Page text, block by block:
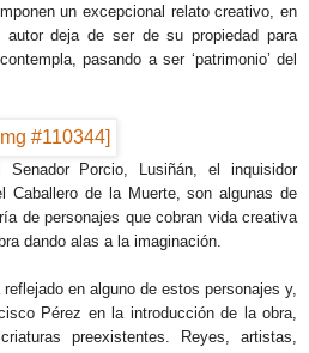
un excepcional relato creativo, en
deja de ser de su propiedad para
pasando a ser ‘patrimonio’ del
Porcio, Lusiñán, el inquisidor
Caballero de la Muerte, son algunas de
de personajes que cobran vida creativa
dando alas a la imaginación.
en alguno de estos personajes y,
Pérez en la introducción de la obra,
preexistentes. Reyes, artistas,